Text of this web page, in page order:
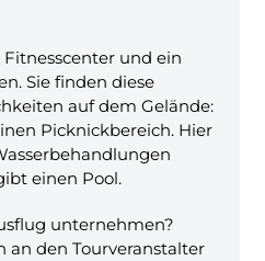
und ein
Sie finden diese
auf dem Gelände:
Picknickbereich. Hier
einen Pool.
unternehmen?
an den Tourveranstalter